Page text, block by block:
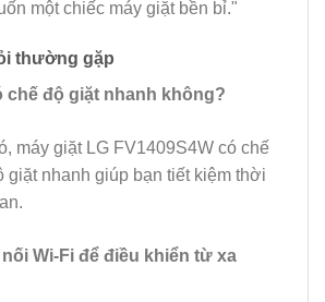
một chiếc máy giặt bền bỉ."
thường gặp
chế độ giặt nhanh không?
máy giặt LG FV1409S4W có chế
giặt nhanh giúp bạn tiết kiệm thời
nối Wi-Fi để điều khiển từ xa